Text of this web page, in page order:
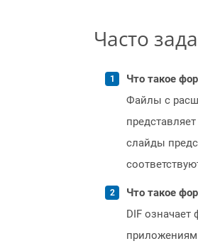
Часто
Что такое
Файлы с
слайды
Что такое
DIF